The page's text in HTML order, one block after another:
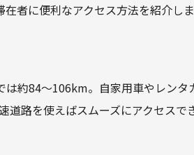
者に便利なアクセス方法を紹介しま
約84～106km。自家用車やレンタ
道路を使えばスムーズにアクセスで